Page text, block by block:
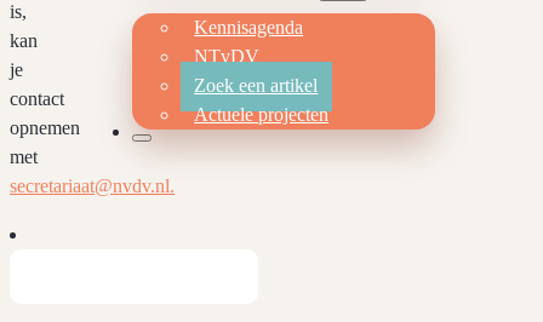
Kennisagenda
NTvDV
Zoek een artikel
Actuele projecten
is,
kan
je
contact
opnemen
met
secretariaat@nvdv.nl.